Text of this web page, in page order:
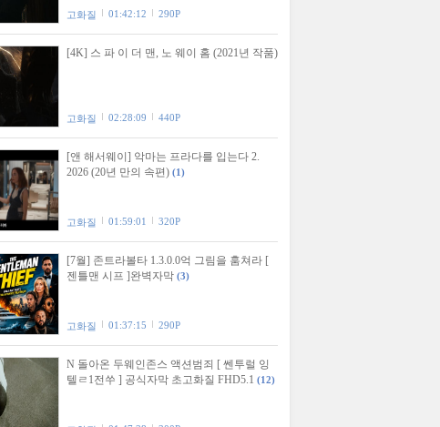
고화질 01:42:12 290P
[4K] 스 파 이 더 맨, 노 웨이 홈 (2021년 작품)
고화질 02:28:09 440P
[앤 해서웨이] 악마는 프라다를 입는다 2.
2026 (20년 만의 속편) (1)
고화질 01:59:01 320P
[7월] 존트라볼타 1.3.0.0억 그림을 훔쳐라 [
젠틀맨 시프 ]완벽자막 (3)
고화질 01:37:15 290P
N 돌아온 두웨인존스 액션범죄 [ 쎈투럴 잉
텔ㄹ1전쑤 ] 공식자막 초고화질 FHD5.1 (12)